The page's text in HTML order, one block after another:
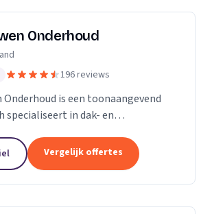
Onderhoud
196 reviews
Onderhoud is een toonaangevend
specialiseert in dak- en
onze vakkundige aanpak zorgen
pand...
Vergelijk offertes